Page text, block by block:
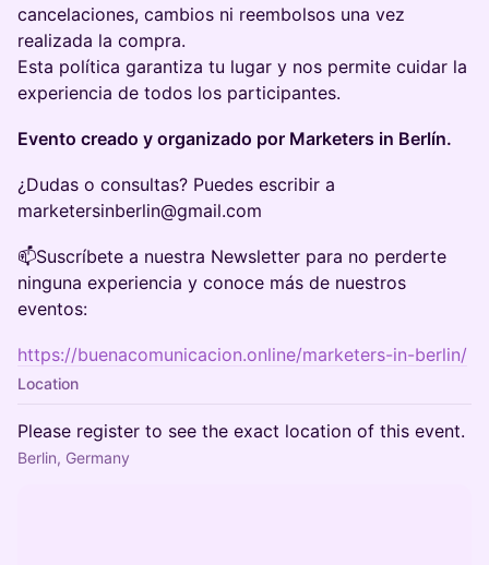
cancelaciones, cambios ni reembolsos una vez
realizada la compra.
Esta política garantiza tu lugar y nos permite cuidar la
experiencia de todos los participantes.
Evento creado y organizado por Marketers in Berlín.
​¿Dudas o consultas? Puedes escribir a
marketersinberlin@gmail.com
​​📫​Suscríbete a nuestra Newsletter para no perderte
ninguna experiencia y conoce más de nuestros
eventos:
https://buenacomunicacion.online/marketers-in-berlin/
Location
Please register to see the exact location of this event.
Berlin, Germany